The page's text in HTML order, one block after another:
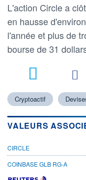
L'action Circle a
en hausse
l'année et plus de
bourse de 31
Cryptoactif
VALEURS
CIRCLE
COINBASE GLB RG-A